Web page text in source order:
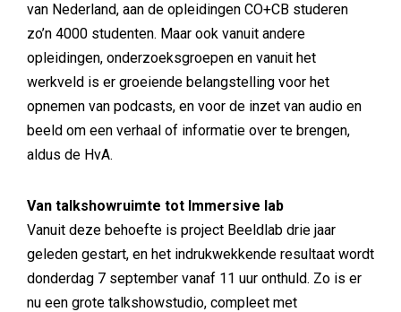
van Nederland, aan de opleidingen CO+CB studeren
zo’n 4000 studenten. Maar ook vanuit andere
opleidingen, onderzoeksgroepen en vanuit het
werkveld is er groeiende belangstelling voor het
opnemen van podcasts, en voor de inzet van audio en
beeld om een verhaal of informatie over te brengen,
aldus de HvA.
Van talkshowruimte tot Immersive lab
Vanuit deze behoefte is project Beeldlab drie jaar
geleden gestart, en het indrukwekkende resultaat wordt
donderdag 7 september vanaf 11 uur onthuld. Zo is er
nu een grote talkshowstudio, compleet met